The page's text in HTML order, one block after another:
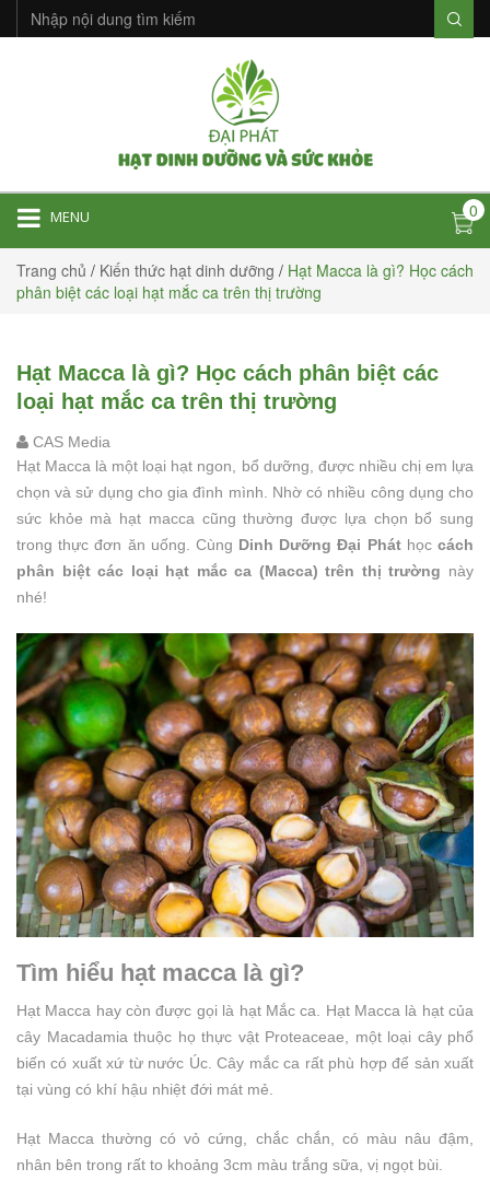
MENU 0
Trang chủ / Kiến thức hạt dinh dưỡng / Hạt Macca là gì? Học cách
phân biệt các loại hạt mắc ca trên thị trường
Hạt Macca là gì? Học cách phân biệt các
loại hạt mắc ca trên thị trường
CAS Media
Hạt Macca là một loại hạt ngon, bổ dưỡng, được nhiều chị em lựa
chọn và sử dụng cho gia đình mình. Nhờ có nhiều công dụng cho
sức khỏe mà hạt macca cũng thường được lựa chọn bổ sung
trong thực đơn ăn uống. Cùng Dinh Dưỡng Đại Pháthọccách
phân biệt các loại hạt mắc ca (Macca) trên thị trường này
nhé!
Tìm hiểu hạt macca là gì?
Hạt Macca hay còn được gọi là hạt Mắc ca. Hạt Macca là hạt của
cây Macadamia thuộc họ thực vật Proteaceae, một loại cây phổ
biến có xuất xứ từ nước Úc. Cây mắc ca rất phù hợp để sản xuất
tại vùng có khí hậu nhiệt đới mát mẻ.
Hạt Macca thường có vỏ cứng, chắc chắn, có màu nâu đậm,
nhân bên trong rất to khoảng 3cm màu trắng sữa, vị ngọt bùi.